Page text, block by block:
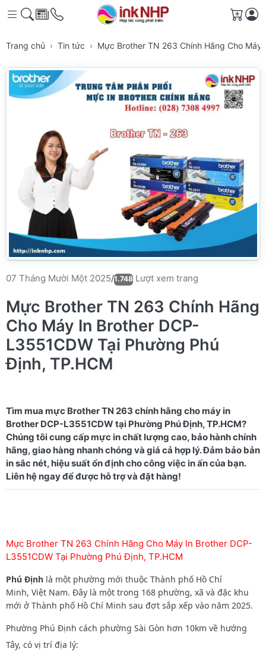
Giỏ
Trang chủ Tin tức Mực Brother TN 263 Chính Hãng Cho Máy
07 Tháng Mười Một 2025/1.748 Lượt xem trang
Mực Brother TN 263 Chính Hãng
Cho Máy In Brother DCP-
L3551CDW Tại Phường Phú
Định, TP.HCM
Tìm mua mực Brother TN 263 chính hãng cho máy in
Brother DCP-L3551CDW tại Phường Phú Định, TP.HCM?
Chúng tôi cung cấp mực in chất lượng cao, bảo hành chính
hãng, giao hàng nhanh chóng và giá cả hợp lý. Đảm bảo bản
in sắc nét, hiệu suất ổn định cho công việc in ấn của bạn.
Mực Brother TN 263 Chính Hãng Cho Máy In Brother DCP-
L3551CDW Tại Phường Phú Định, TP.HCM
Phú Định là một phường mới thuộc Thành phố Hồ Chí
Minh, Việt Nam. Đây là một trong 168 phường, xã và đặc khu
mới ở Thành phố Hồ Chí Minh sau đợt sắp xếp vào năm 2025.
Phường Phú Định cách phường Sài Gòn hơn 10km về hướng
Tây, có vị trí địa lý: